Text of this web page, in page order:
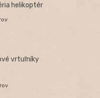
helikoptér
vrtuľníky